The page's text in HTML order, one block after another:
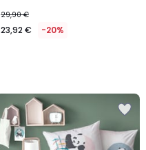
29,90 €
23,92 € -20%